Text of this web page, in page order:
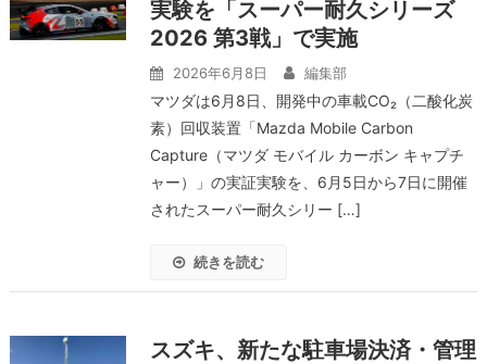
実験を「スーパー耐久シリーズ
2026 第3戦」で実施
2026年6月8日 編集部
マツダは6月8日、開発中の車載CO₂（二酸化炭
素）回収装置「Mazda Mobile Carbon
Capture（マツダ モバイル カーボン キャプチ
ャー）」の実証実験を、6月5日から7日に開催
されたスーパー耐久シリー […]
続きを読む
スズキ、新たな駐車場決済・管理